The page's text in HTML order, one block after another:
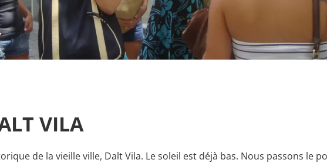
VILA
de la vieille ville, Dalt Vila. Le soleil est déjà bas. Nous passons le